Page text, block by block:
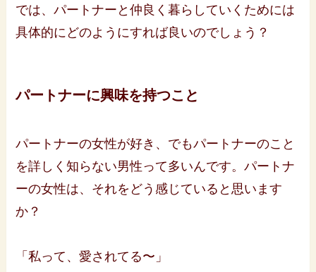
では、パートナーと仲良く暮らしていくためには
具体的にどのようにすれば良いのでしょう？
パートナーに興味を持つこと
パートナーの女性が好き、でもパートナーのこと
を詳しく知らない男性って多いんです。パートナ
ーの女性は、それをどう感じていると思います
か？
「私って、愛されてる〜」